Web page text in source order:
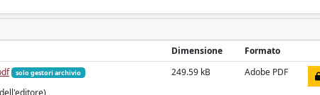
Dimensione
Formato
solo gestori archivio 249.59 kB Adobe PDF